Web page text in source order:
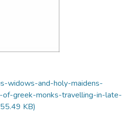
widows-and-holy-maidens-
of-greek-monks-travelling-in-late-
KB)